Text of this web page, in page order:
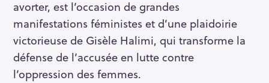
avorter, est l’occasion de grandes
manifestations féministes et d’une plaidoirie
victorieuse de Gisèle Halimi, qui transforme la
défense de l’accusée en lutte contre
l’oppression des femmes.